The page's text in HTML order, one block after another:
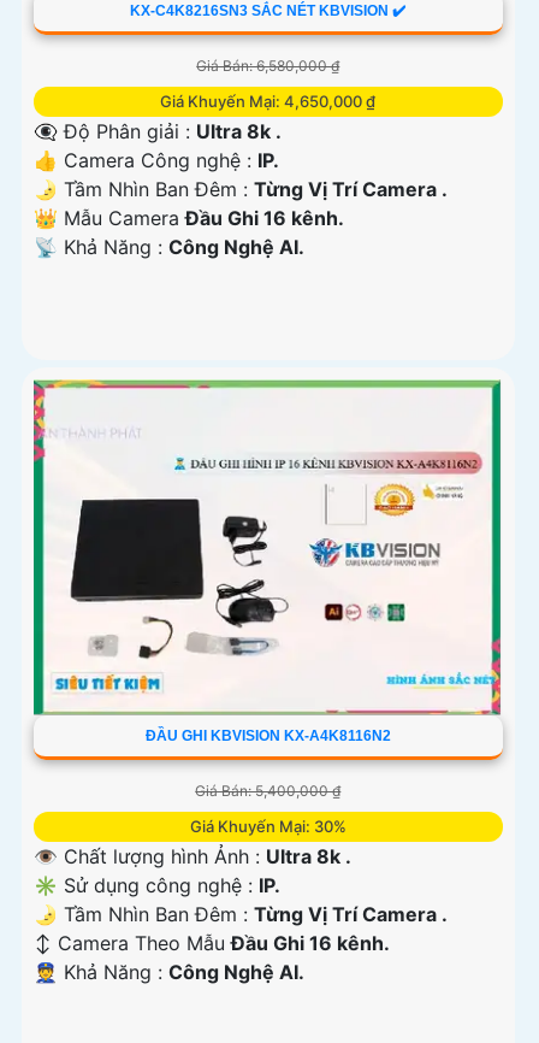
KX-C4K8216SN3 SẮC NÉT KBVISION ✔️
Giá Bán: 6,580,000 ₫
Giá Khuyến Mại: 4,650,000 ₫
👁️‍🗨 Độ Phân giải : Ultra 8k .
👍 Camera Công nghệ : IP.
🌛 Tầm Nhìn Ban Đêm : Từng Vị Trí Camera .
👑 Mẫu CameraĐầu Ghi 16 kênh.
️📡 Khả Năng : Công Nghệ AI.
ĐẦU GHI KBVISION KX-A4K8116N2
Giá Bán: 5,400,000 ₫
Giá Khuyến Mại: 30%
👁 Chất lượng hình Ảnh : Ultra 8k .
✳️ Sử dụng công nghệ : IP.
🌛 Tầm Nhìn Ban Đêm : Từng Vị Trí Camera .
↕️ Camera Theo MẫuĐầu Ghi 16 kênh.
️👮 Khả Năng : Công Nghệ AI.